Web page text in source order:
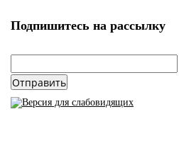
Подпишитесь на рассылку